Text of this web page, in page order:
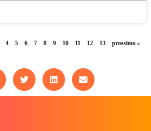
4 5 6 7 8 9 10 11 12 13 prossimo »